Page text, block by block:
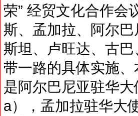
荣” 经贸文化合作会
斯、孟加拉、阿尔
斯坦、卢旺达、古
带一路的具体实施
是阿尔巴尼亚驻华
a），孟加拉驻华大